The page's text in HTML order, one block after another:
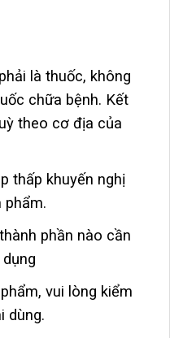
là thuốc, không
chữa bệnh. Kết
theo cơ địa của
thấp khuyến nghị
phẩm.
phần nào cần
vui lòng kiểm
dùng.